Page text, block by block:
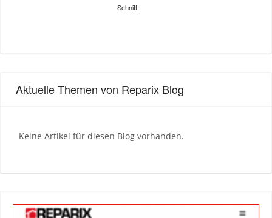
Schnitt
Aktuelle Themen von Reparix Blog
Keine Artikel für diesen Blog vorhanden.